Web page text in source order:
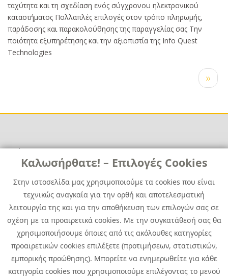
Καλωσήρθατε! – Επιλογές Cookies
Στην ιστοσελίδα μας χρησιμοποιούμε τα cookies που είναι
τεχνικώς αναγκαία για την ορθή και αποτελεσματική
λειτουργία της και για την αποθήκευση των επιλογών σας σε
σχέση με τα προαιρετικά cookies. Με την συγκατάθεσή σας θα
χρησιμοποιήσουμε όποιες από τις ακόλουθες κατηγορίες
προαιρετικών cookies επιλέξετε (προτιμήσεων, στατιστικών,
εμπορικής προώθησης). Μπορείτε να ενημερωθείτε για κάθε
κατηγορία cookies που χρησιμοποιούμε επιλέγοντας το μενού
ταχύτητα και τη σχεδίαση ενός σύγχρονου ηλεκτρονικού
καταστήματος Πολλαπλές επιλογές στον τρόπο πληρωμής,
παράδοσης και παρακολούθησης της παραγγελίας σας Την
ποιότητα εξυπηρέτησης και την αξιοπιστία της Info Quest
Technologies
Next
page
››
Χρήσιμα
Χρήσιμα
Επικοινωνία
Media Kit
Καριέρα
Όμιλος Quest
Site Map